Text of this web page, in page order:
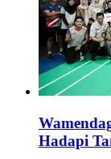
Hadapi